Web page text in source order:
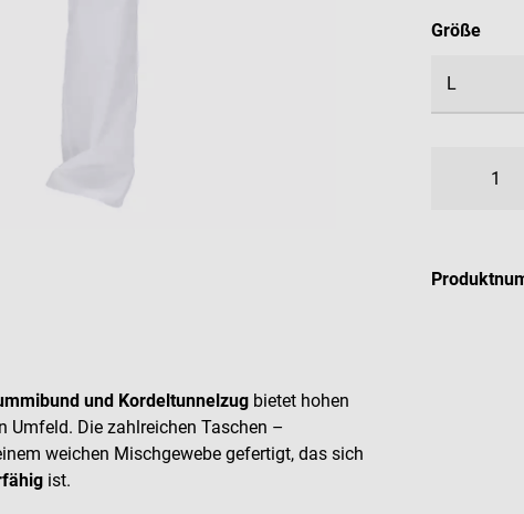
Größe
und Kordeltunnelzug bietet hohen
Die zahlreichen Taschen –
weichen Mischgewebe gefertigt, das sich
ist.